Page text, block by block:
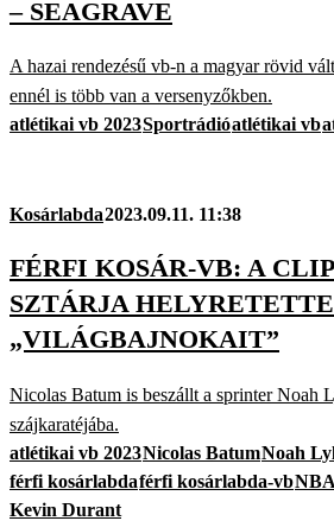
– SEAGRAVE
A hazai rendezésű vb-n a magyar rövid
ennél is több van a versenyzőkben.
atlétikai vb 2023Sportrádióatlétikai vb
Kosárlabda2023.09.11. 11:38
FÉRFI KOSÁR-VB: A
SZTÁRJA
„VILÁGBAJNOKAIT”
Nicolas Batum is beszállt a sprinter Noah
szájkaratéjába.
atlétikai vb 2023Nicolas BatumNoah
férfi kosárlabdaférfi kosárlabda-vbNBA
Kevin Durant